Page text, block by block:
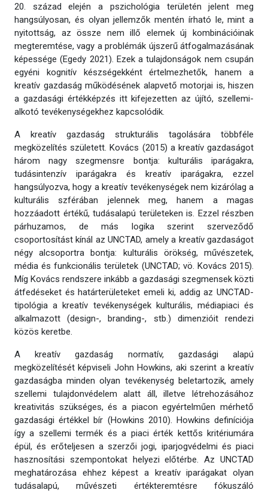
20. század elején a pszichológia területén jelent meg
hangsúlyosan, és olyan jellemzők mentén írható le, mint a
nyitottság, az össze nem illő elemek új kombinációinak
megteremtése, vagy a problémák újszerű átfogalmazásának
képessége (Egedy 2021). Ezek a tulajdonságok nem csupán
egyéni kognitív készségekként értelmezhetők, hanem a
kreatív gazdaság működésének alapvető motorjai is, hiszen
a gazdasági értékképzés itt kifejezetten az újító, szellemi-
alkotó tevékenységekhez kapcsolódik.
A kreatív gazdaság strukturális tagolására többféle
megközelítés született. Kovács (2015) a kreatív gazdaságot
három nagy szegmensre bontja: kulturális iparágakra,
tudásintenzív iparágakra és kreatív iparágakra, ezzel
hangsúlyozva, hogy a kreatív tevékenységek nem kizárólag a
kulturális szférában jelennek meg, hanem a magas
hozzáadott értékű, tudásalapú területeken is. Ezzel részben
párhuzamos, de más logika szerint szerveződő
csoportosítást kínál az UNCTAD, amely a kreatív gazdaságot
négy alcsoportra bontja: kulturális örökség, művészetek,
média és funkcionális területek (UNCTAD; vö. Kovács 2015).
Míg Kovács rendszere inkább a gazdasági szegmensek közti
átfedéseket és határterületeket emeli ki, addig az UNCTAD-
tipológia a kreatív tevékenységek kulturális, médiapiaci és
alkalmazott (design-, branding-, stb.) dimenzióit rendezi
közös keretbe.
A kreatív gazdaság normatív, gazdasági alapú
megközelítését képviseli John Howkins, aki szerint a kreatív
gazdaságba minden olyan tevékenység beletartozik, amely
szellemi tulajdonvédelem alatt áll, illetve létrehozásához
kreativitás szükséges, és a piacon egyértelműen mérhető
gazdasági értékkel bír (Howkins 2010). Howkins definíciója
így a szellemi termék és a piaci érték kettős kritériumára
épül, és erőteljesen a szerzői jogi, iparjogvédelmi és piaci
hasznosítási szempontokat helyezi előtérbe. Az UNCTAD
meghatározása ehhez képest a kreatív iparágakat olyan
tudásalapú, művészeti értékteremtésre fókuszáló